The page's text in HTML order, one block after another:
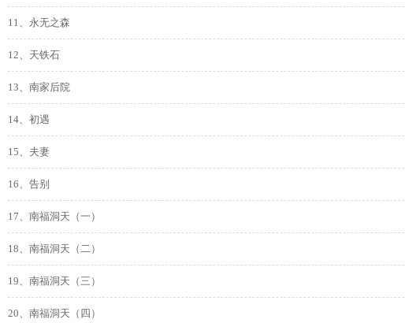
11、永无之森
12、天铁石
13、南家后院
14、初遇
15、夫妻
16、告别
17、南福洞天（一）
18、南福洞天（二）
19、南福洞天（三）
20、南福洞天（四）